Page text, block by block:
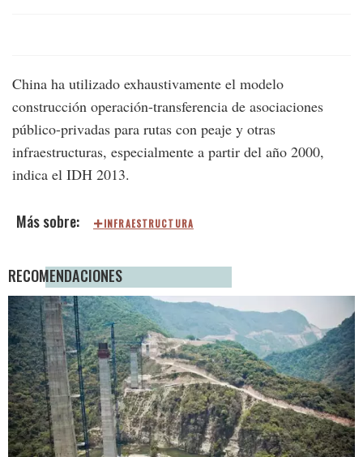
China ha utilizado exhaustivamente el modelo
construcción operación-transferencia de asociaciones
público-privadas para rutas con peaje y otras
infraestructuras, especialmente a partir del año 2000,
indica el IDH 2013.
INFRAESTRUCTURA
RECOMENDACIONES